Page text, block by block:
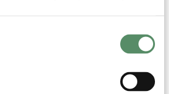
oplysninger om din placering,
inden for få meter
enhed baseret på en scanning af
og inspirerende opskrifter 😊